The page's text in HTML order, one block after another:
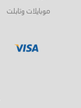
موبايلات وتابلت